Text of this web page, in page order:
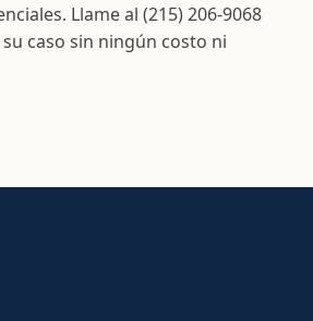
Llame al (215) 206-9068
caso sin ningún costo ni